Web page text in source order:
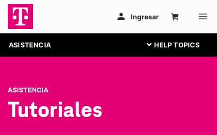
ASISTENCIA
ASISTENCIA
Tutoriales